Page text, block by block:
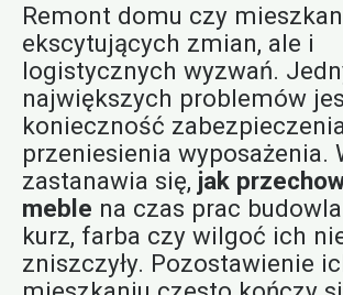
Remont domu czy
ekscytujących zmian, ale i
logistycznych wyzwań.
największych problemów
konieczność
przeniesienia wyposażenia.
zastanawia się, jak
meble na czas prac
kurz, farba czy wilgoć ich
zniszczyły. Pozostawienie